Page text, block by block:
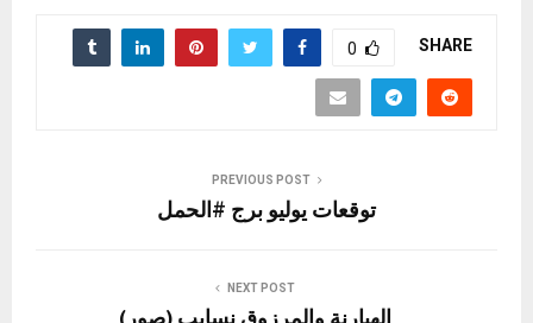
SHARE
0
PREVIOUS POST
توقعات يوليو برج #الحمل
NEXT POST